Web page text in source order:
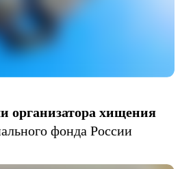
организатора хищения
фонда России